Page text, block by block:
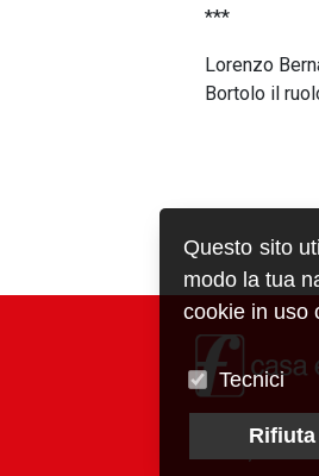
***
Lorenzo
Bortolo il
via Conca
Questo sito
modo la tua
cookie in uso
Tecnici